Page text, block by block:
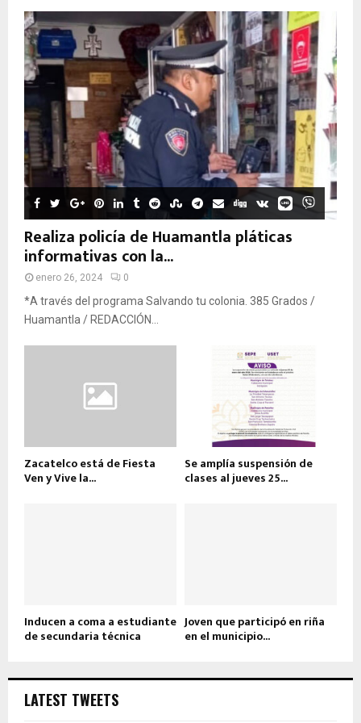
Realiza policía de Huamantla pláticas
informativas con la...
enero 26, 2024 0
*A través del programa Salvando tu colonia. 385 Grados /
Huamantla / REDACCIÓN...
Zacatelco está de Fiesta
Ven y Vive la...
Se amplía suspensión de
clases al jueves 25...
Inducen a coma a estudiante
de secundaria técnica
Joven que participó en riña
en el municipio...
LATEST TWEETS